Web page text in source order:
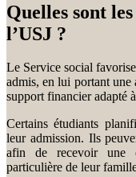
Quelles sont
l’USJ ?
Le Service social
admis, en lui portant
support financier adapté
Certains étudiants
leur admission. Ils
afin de recevoir une
particulière de leur